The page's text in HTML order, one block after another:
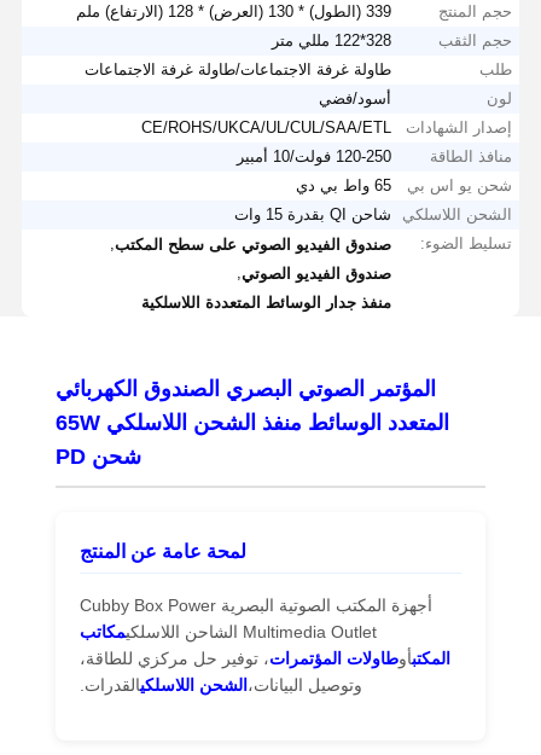
حجم المنتج
339 (الطول) * 130 (العرض) * 128 (الارتفاع) ملم
حجم الثقب
328*122 مللي متر
طلب
طاولة غرفة الاجتماعات/طاولة غرفة الاجتماعات
لون
أسود/فضي
إصدار الشهادات
CE/ROHS/UKCA/UL/CUL/SAA/ETL
منافذ الطاقة
120-250 فولت/10 أمبير
شحن يو اس بي
65 واط بي دي
الشحن اللاسلكي
شاحن QI بقدرة 15 وات
تسليط الضوء:
صندوق الفيديو الصوتي على سطح المكتب
صندوق الفيديو الصوتي
منفذ جدار الوسائط المتعددة اللاسلكية
المؤتمر الصوتي البصري الصندوق الكهربائي
المتعدد الوسائط منفذ الشحن اللاسلكي 65W
شحن PD
لمحة عامة عن المنتج
أجهزة المكتب الصوتية البصرية Cubby Box Power
Multimedia Outlet الشاحن اللاسلكي
مكاتب
المكتبأوطاولات المؤتمرات، توفير حل مركزي للطاقة،
وتوصيل البيانات، الشحن اللاسلكيالقدرات.